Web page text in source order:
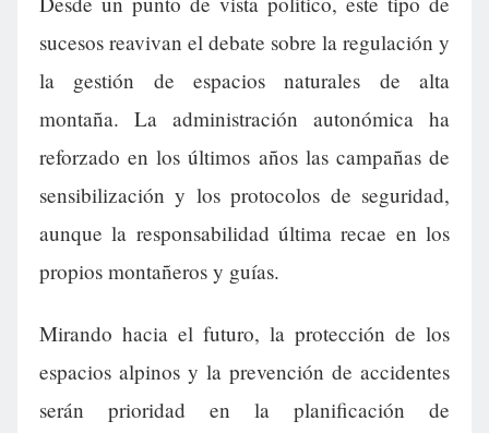
sucesos reavivan el debate sobre la regulación y
la gestión de espacios naturales de alta
montaña. La administración autonómica ha
reforzado en los últimos años las campañas de
sensibilización y los protocolos de seguridad,
aunque la responsabilidad última recae en los
propios montañeros y guías.
Mirando hacia el futuro, la protección de los
espacios alpinos y la prevención de accidentes
serán prioridad en la planificación de